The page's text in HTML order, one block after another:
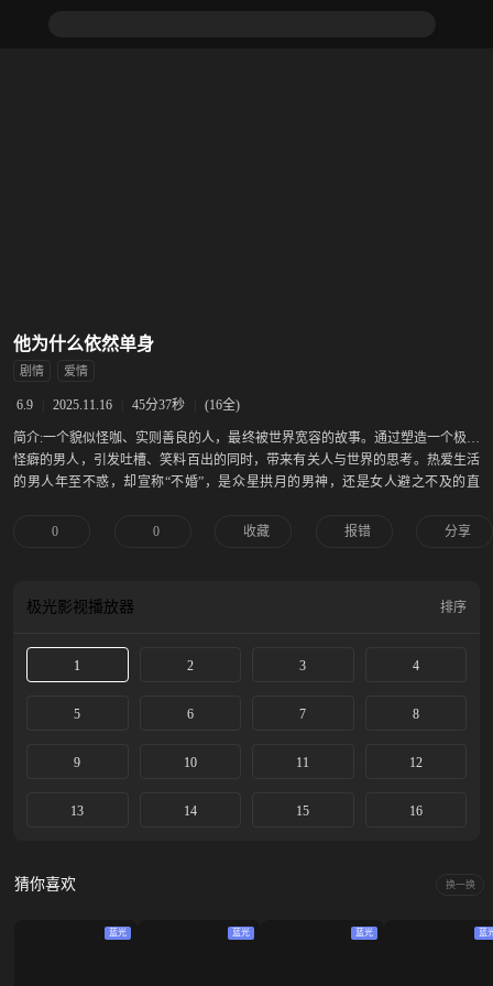
他为什么依然单身
剧情 爱情
6.9 2025.11.16 45分37秒 (16全)
简介:一个貌似怪咖、实则善良的人，最终被世界宽容的故事。通过塑造一个极致
怪癖的男人，引发吐槽、笑料百出的同时，带来有关人与世界的思考。热爱生活
的男人年至不惑，却宣称“不婚”，是众星拱月的男神，还是女人避之不及的直
神，他将如何应对，最终抱得美人归。食无定味，适口者珍！没有不结婚的男
0 0 收藏 报错 分享
极光影视播放器 排序
1 2 3 4
5 6 7 8
9 10 11 12
13 14 15 16
猜你喜欢 换一换
蓝光 蓝光 蓝光 蓝